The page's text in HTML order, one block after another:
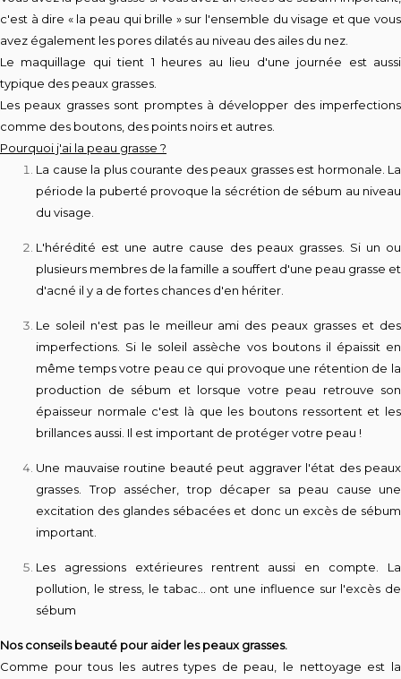
c'est à dire « la peau qui brille » sur l'ensemble du visage et que vous
avez également les pores dilatés au niveau des ailes du nez.
Le maquillage qui tient 1 heures au lieu d'une journée est aussi
typique des peaux grasses.
Les peaux grasses sont promptes à développer des imperfections
comme des boutons, des points noirs et autres.
Pourquoi j'ai la peau grasse ?
L a cause la plus courante des peaux grasses est hormonale. La
période la puberté provoque la sécrétion de sébum au niveau
du visage.
L'hérédité est une autre cause des peaux grasses. Si un ou
plusieurs membres de la famille a souffert d'une peau grasse et
d'acné il y a de fortes chances d'en hériter.
Le soleil n'est pas le meilleur ami des peaux grasses et des
imperfections. Si le soleil assèche vos boutons il épaissit en
même temps votre peau ce qui provoque une rétention de la
production de sébum et lorsque votre peau retrouve son
épaisseur normale c'est là que les boutons ressortent et les
brillances aussi. Il est important de protéger votre peau !
Une mauvaise routine beauté peut aggraver l'état des peaux
grasses. Trop assécher, trop décaper sa peau cause une
excitation des glandes sébacées et donc un excès de sébum
important.
Les agressions extérieures rentrent aussi en compte. La
pollution, le stress, le tabac... ont une influence sur l'excès de
sébum
Nos conseils beauté pour aider les peaux grasses.
Comme pour tous les autres types de peau, le nettoyage est la